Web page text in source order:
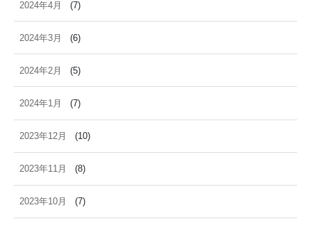
2024年4月 (7)
2024年3月 (6)
2024年2月 (5)
2024年1月 (7)
2023年12月 (10)
2023年11月 (8)
2023年10月 (7)